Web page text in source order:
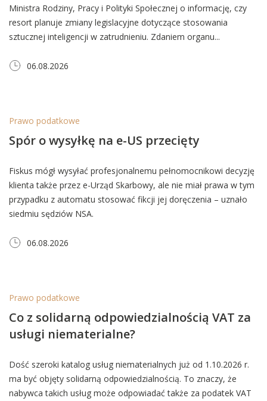
Ministra Rodziny, Pracy i Polityki Społecznej o informację, czy
resort planuje zmiany legislacyjne dotyczące stosowania
sztucznej inteligencji w zatrudnieniu. Zdaniem organu...
06.08.2026
Prawo podatkowe
Spór o wysyłkę na e-US przecięty
Fiskus mógł wysyłać profesjonalnemu pełnomocnikowi decyzję
klienta także przez e-Urząd Skarbowy, ale nie miał prawa w tym
przypadku z automatu stosować fikcji jej doręczenia – uznało
siedmiu sędziów NSA.
06.08.2026
Prawo podatkowe
Co z solidarną odpowiedzialnością VAT za
usługi niematerialne?
Dość szeroki katalog usług niematerialnych już od 1.10.2026 r.
ma być objęty solidarną odpowiedzialnością. To znaczy, że
nabywca takich usług może odpowiadać także za podatek VAT